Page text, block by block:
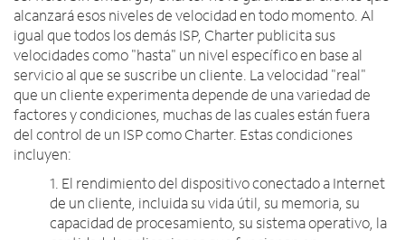
alcanzará esos niveles de velocidad en todo momento. Al
igual que todos los demás ISP, Charter publicita sus
velocidades como "hasta" un nivel específico en base al
servicio al que se suscribe un cliente. La velocidad "real"
que un cliente experimenta depende de una variedad de
factores y condiciones, muchas de las cuales están fuera
del control de un ISP como Charter. Estas condiciones
incluyen:
1. El rendimiento del dispositivo conectado a Internet
de un cliente, incluida su vida útil, su memoria, su
capacidad de procesamiento, su sistema operativo, la